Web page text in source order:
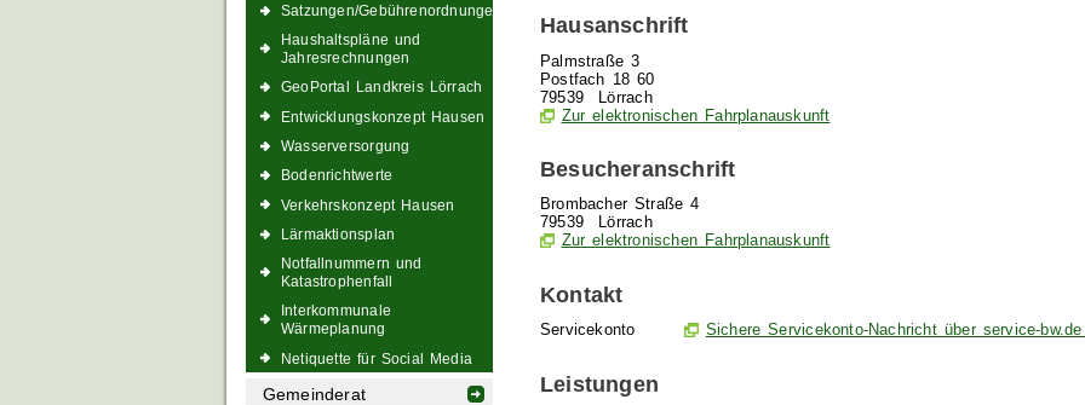
Satzungen/Gebührenordnungen
Haushaltspläne und
Jahresrechnungen
GeoPortal Landkreis Lörrach
Entwicklungskonzept Hausen
Wasserversorgung
Bodenrichtwerte
Verkehrskonzept Hausen
Lärmaktionsplan
Notfallnummern und
Katastrophenfall
Interkommunale
Wärmeplanung
Netiquette für Social Media
Gemeinderat
Hausanschrift
Palmstraße 3
Postfach 18 60
79539
Lörrach
Zur elektronischen Fahrplanauskunft
Besucheranschrift
Brombacher Straße 4
79539
Lörrach
Zur elektronischen Fahrplanauskunft
Kontakt
Servicekonto Sichere Servicekonto-Nachricht über service-
Leistungen